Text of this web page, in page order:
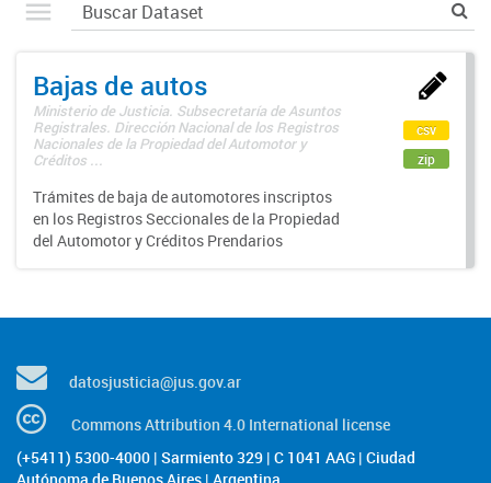
Bajas de autos
Ministerio de Justicia. Subsecretaría de Asuntos
Registrales. Dirección Nacional de los Registros
Nacionales de la Propiedad del Automotor y
Créditos ...
Trámites de baja de automotores inscriptos
en los Registros Seccionales de la Propiedad
del Automotor y Créditos Prendarios
csv
zip
datosjusticia@jus.gov.ar
Commons Attribution 4.0 International license
(+5411) 5300-4000 | Sarmiento 329 | C 1041 AAG | Ciudad